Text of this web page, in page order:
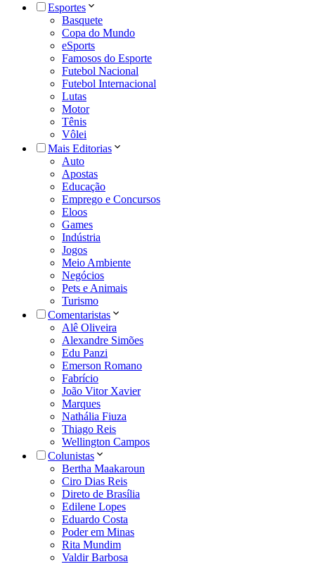
Esportes
Basquete
Copa do Mundo
eSports
Famosos do Esporte
Futebol Nacional
Futebol Internacional
Lutas
Motor
Tênis
Vôlei
Mais Editorias
Auto
Apostas
Educação
Emprego e Concursos
Eloos
Games
Indústria
Jogos
Meio Ambiente
Negócios
Pets e Animais
Turismo
Comentaristas
Alê Oliveira
Alexandre Simões
Edu Panzi
Emerson Romano
Fabrício
João Vitor Xavier
Marques
Nathália Fiuza
Thiago Reis
Wellington Campos
Colunistas
Bertha Maakaroun
Ciro Dias Reis
Direto de Brasília
Edilene Lopes
Eduardo Costa
Poder em Minas
Rita Mundim
Valdir Barbosa